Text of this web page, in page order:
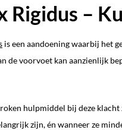
Rigidus –
is een aandoening waarbij het
de voorvoet kan aanzienlijk
hulpmiddel bij deze
zijn, én wanneer ze